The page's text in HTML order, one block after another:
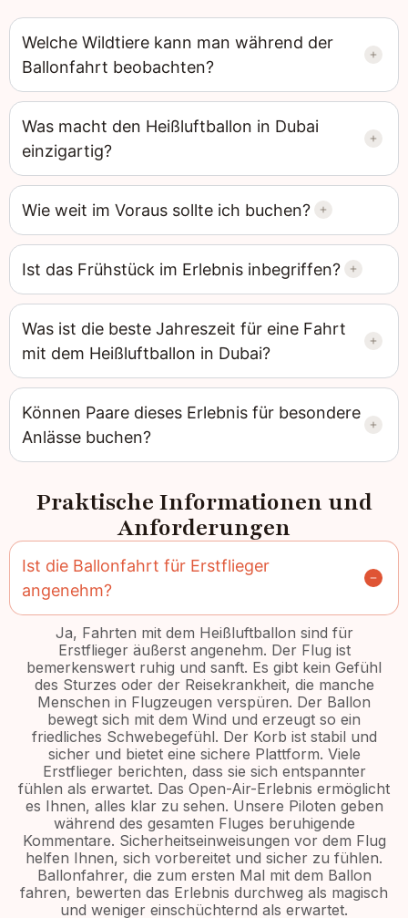
Welche Wildtiere kann man während der
Ballonfahrt beobachten?
Was macht den Heißluftballon in Dubai
einzigartig?
Wie weit im Voraus sollte ich buchen?
Ist das Frühstück im Erlebnis inbegriffen?
Was ist die beste Jahreszeit für eine Fahrt
mit dem Heißluftballon in Dubai?
Können Paare dieses Erlebnis für besondere
Anlässe buchen?
Praktische Informationen und
Anforderungen
Ist die Ballonfahrt für Erstflieger
angenehm?
Ja, Fahrten mit dem Heißluftballon sind für
Erstflieger äußerst angenehm. Der Flug ist
bemerkenswert ruhig und sanft. Es gibt kein Gefühl
des Sturzes oder der Reisekrankheit, die manche
Menschen in Flugzeugen verspüren. Der Ballon
bewegt sich mit dem Wind und erzeugt so ein
friedliches Schwebegefühl. Der Korb ist stabil und
sicher und bietet eine sichere Plattform. Viele
Erstflieger berichten, dass sie sich entspannter
fühlen als erwartet. Das Open-Air-Erlebnis ermöglicht
es Ihnen, alles klar zu sehen. Unsere Piloten geben
während des gesamten Fluges beruhigende
Kommentare. Sicherheitseinweisungen vor dem Flug
helfen Ihnen, sich vorbereitet und sicher zu fühlen.
Ballonfahrer, die zum ersten Mal mit dem Ballon
fahren, bewerten das Erlebnis durchweg als magisch
und weniger einschüchternd als erwartet.